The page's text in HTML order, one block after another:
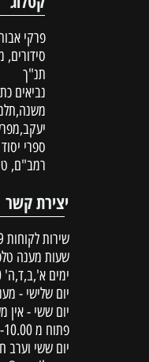
פרקי אבות
סידורים,
תנ"ך
נביאים
ספרי
רמב"ם,
יצירת קשר
שירות לקוחות
שעות מענה
ימים א',ב,ד,ה' 10.00 -18.00
יום שלישי -
יום ששי - אין
פתוח מ 10.00- 13.00
יום ששי וערב